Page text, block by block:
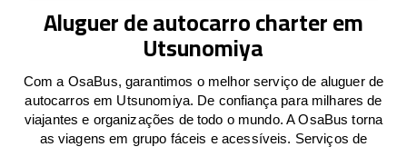
Aluguer de autocarro charter em
Utsunomiya
Com a OsaBus, garantimos o melhor serviço de aluguer de
autocarros em Utsunomiya. De confiança para milhares de
viajantes e organizações de todo o mundo. A OsaBus torna
as viagens em grupo fáceis e acessíveis. Serviços de